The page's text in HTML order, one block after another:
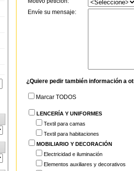
Envíe su mensaje:
¿Quiere pedir también información a
Marcar TODOS
LENCERÍA Y UNIFORMES
Textil para camas
Textil para habitaciones
MOBILIARIO Y DECORACIÓN
Electricidad e iluminación
Elementos auxiliares y decorativos